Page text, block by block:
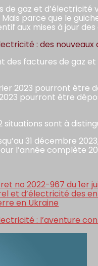
de gaz et
parce que le
aux mises à jour des
: des nouveaux
des factures de gaz
2023 pourront être
pourront être
sont à
31 décembre
l’année complète
no 2022-967 du 1er
et d’électricité des
en Ukraine
: l’aventure